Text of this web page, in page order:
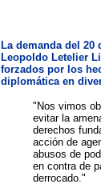
La demanda del 20
Leopoldo Letelier
forzados por los
diplomática en
"Nos vimos
evitar la
derechos
acción de
abusos de
en contra de
derrocado."